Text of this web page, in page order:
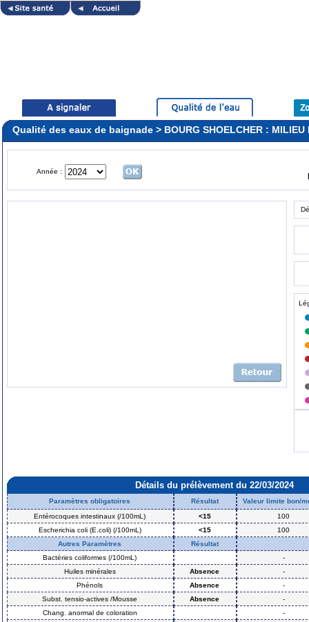
Qualité des eaux de baignade > BOURG SHOELCHER : MILIEU
Année :
Détails du prélèvement du 22/03/2024
Paramètres obligatoires Résultat
Valeur limite bon/
Entérocoques intestinaux (/100mL)
<15
100
Escherichia coli (E.coli) (/100mL)
<15
100
Autres Paramètres
Résultat
Bactéries coliformes (/100mL)
-
Huiles minérales
Absence
-
Phénols
Absence
-
Subst. tensio-actives /Mousse
Absence
-
Chang. anormal de coloration
-